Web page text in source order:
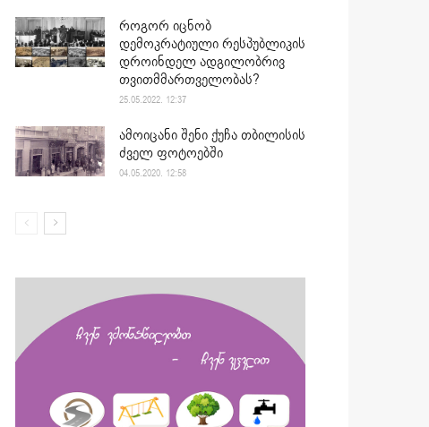
როგორ იცნობ
დემოკრატიული რესპუბლიკის
დროინდელ ადგილობრივ
თვითმმართველობას?
25.05.2022. 12:37
ამოიცანი შენი ქუჩა თბილისის
ძველ ფოტოებში
04.05.2020. 12:58